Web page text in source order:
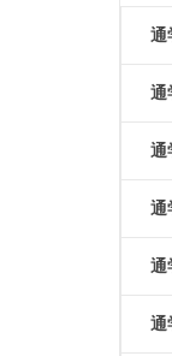
通
通
通
通
通
通